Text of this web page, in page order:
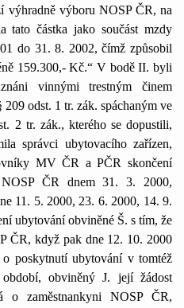
výhradně výboru NOSP ČR, na
tato částka jako součást mzdy
do 31. 8. 2002, čímž způsobil
159.300,- Kč.“ V bodě II. byli
vinnými trestným činem
odst. 1 tr. zák. spáchaným ve
2 tr. zák., kterého se dopustili,
správci ubytovacího zařízen,
MV ČR a PČR skončení
ČR dnem 31. 3. 2000,
11. 5. 2000, 23. 6. 2000, 14. 9.
ubytování obviněné Š. s tím, že
ČR, když pak dne 12. 10. 2000
o poskytnutí ubytování v tomtéž
obviněný J. její žádost
zaměstnankyni NOSP ČR,